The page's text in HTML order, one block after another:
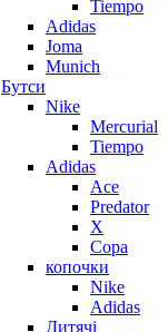
Tiempo
Adidas
Joma
Munich
Бутси
Nike
Mercurial
Tiempo
Adidas
Ace
Predator
X
Copa
копочки
Nike
Adidas
Дитячі